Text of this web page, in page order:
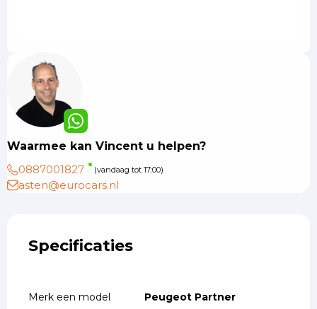
Waarmee kan Vincent u helpen?
0887001827
(vandaag tot 17:00)
asten@eurocars.nl
Specificaties
Merk een model Peugeot Partner